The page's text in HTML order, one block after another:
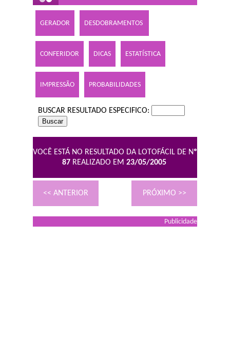
GERADOR DESDOBRAMENTOS
CONFERIDOR DICAS ESTATÍSTICA
IMPRESSÃO PROBABILIDADES
BUSCAR RESULTADO ESPECIFICO:
VOCÊ ESTÁ NO RESULTADO DA LOTOFÁCIL DE Nº
87 REALIZADO EM 23/05/2005
<< ANTERIOR PRÓXIMO >>
Publicidade